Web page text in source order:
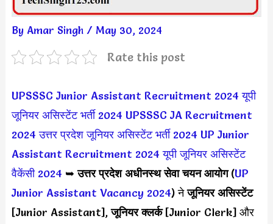
By Amar Singh / May 30, 2024
Rate this post
UPSSSC Junior Assistant Recruitment 2024यूपी
जूनियर असिस्टेंट भर्ती 2024 UPSSSC JA Recruitment
2024 उत्तर प्रदेश जूनियर असिस्टेंट भर्ती 2024 UP Junior
Assistant Recruitment 2024 यूपी जूनियर असिस्टेंट
वैकेंसी 2024 ➥उत्तर प्रदेश अधीनस्थ सेवा चयन आयोग(UP
Junior Assistant Vacancy 2024) नेजूनियर असिस्टेंट
[Junior Assistant],जूनियर क्लर्क[Junior Clerk] और